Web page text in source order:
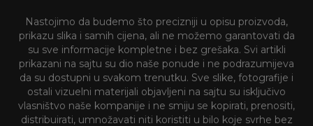
Nastojimo da budemo što precizniji u opisu proizvoda,
prikazu slika i samih cijena, ali ne možemo garantovati da
su sve informacije kompletne i bez grešaka. Svi artikli
prikazani na sajtu su dio naše ponude i ne podrazumijeva
da su dostupni u svakom trenutku. Sve slike, fotografije i
ostali vizuelni materijali objavljeni na sajtu su isključivo
vlasništvo naše kompanije i ne smiju se kopirati, prenositi,
distribuirati, umnožavati niti koristiti u bilo koje svrhe bez